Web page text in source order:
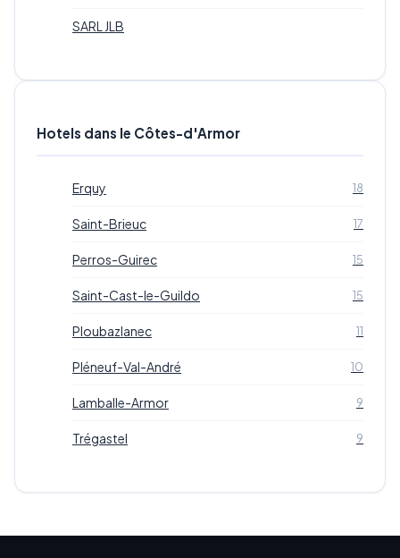
SARL JLB
Hotels dans le Côtes-d'Armor
Erquy 18
Saint-Brieuc 17
Perros-Guirec 15
Saint-Cast-le-Guildo 15
Ploubazlanec 11
Pléneuf-Val-André 10
Lamballe-Armor 9
Trégastel 9